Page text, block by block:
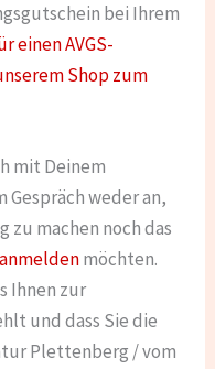
bei Ihrem
einen AVGS-
Shop zum
mit Deinem
weder an,
zu machen noch das
möchten.
Ihnen zur
und dass Sie die
Plettenberg / vom